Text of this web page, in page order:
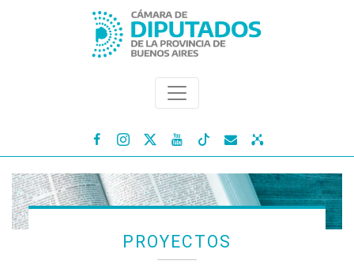
   
PROYECTOS